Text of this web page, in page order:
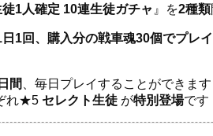
1人確定 10連生徒ガチャ 』を2種類
1回、購入分の戦車魂30個でプレ
間
、毎日プレイすることができます
れ★5 セレクト生徒 が特別登場です